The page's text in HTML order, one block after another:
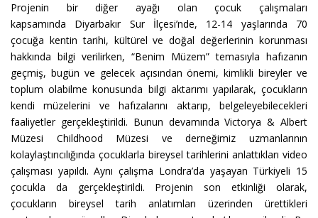
Projenin bir diğer ayağı olan çocuk çalışmaları
kapsamında Diyarbakır Sur İlçesi’nde, 12-14 yaşlarında 70
çocuğa kentin tarihi, kültürel ve doğal değerlerinin korunması
hakkında bilgi verilirken, “Benim Müzem” temasıyla hafızanın
geçmiş, bugün ve gelecek açısından önemi, kimlikli bireyler ve
toplum olabilme konusunda bilgi aktarımı yapılarak, çocukların
kendi müzelerini ve hafızalarını aktarıp, belgeleyebilecekleri
faaliyetler gerçekleştirildi. Bunun devamında Victorya & Albert
Müzesi Childhood Müzesi ve derneğimiz uzmanlarının
kolaylaştırıcılığında çocuklarla bireysel tarihlerini anlattıkları video
çalışması yapıldı. Aynı çalışma Londra’da yaşayan Türkiyeli 15
çocukla da gerçekleştirildi. Projenin son etkinliği olarak,
çocukların bireysel tarih anlatımları üzerinden ürettikleri